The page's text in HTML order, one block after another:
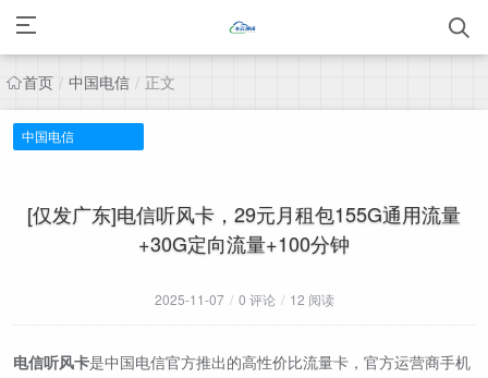
首页 / 中国电信 / 正文
中国电信
[仅发广东]电信听风卡，29元月租包155G通用流量
+30G定向流量+100分钟
2025-11-07 / 0 评论 / 12 阅读
电信听风卡是中国电信官方推出的高性价比流量卡，官方运营商手机